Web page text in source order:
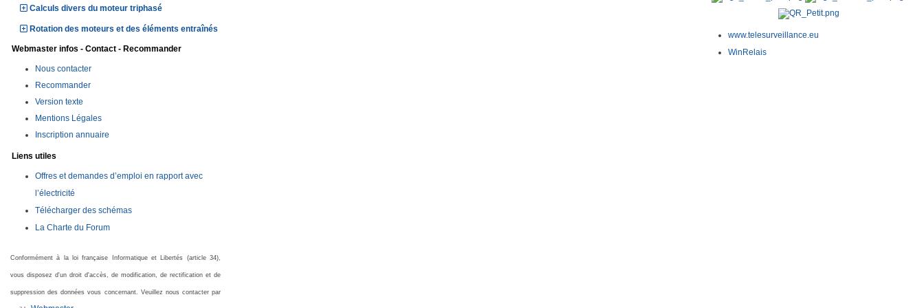
Calculs divers du moteur triphasé
Rotation des moteurs et des éléments entraînés
Webmaster infos - Contact - Recommander
Nous contacter
Recommander
Version texte
Mentions Légales
Inscription annuaire
Liens utiles
Offres et demandes d’emploi en rapport avec
l’électricité
Télécharger des schémas
La Charte du Forum
Conformément à la loi française Informatique et Libertés (article 34),
vous disposez d'un droit d'accès, de modification, de rectification et de
suppression des données vous concernant. Veuillez nous contacter par
www.telesurveillance.eu
WinRelais